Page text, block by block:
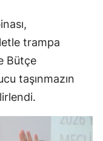
trampa
Bütçe
taşınmazın